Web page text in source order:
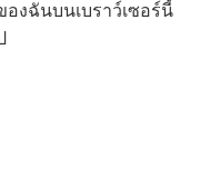
งฉันบนเบราว์เซอร์นี้